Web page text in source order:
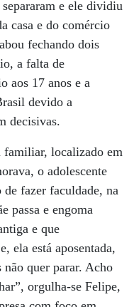
e ele dividiu
casa e do comércio
fechando dois
a falta de
aos 17 anos e a
devido a
decisivas.
familiar, localizado em
o adolescente
fazer faculdade, na
passa e engoma
e que
ela está aposentada,
não quer parar. Acho
orgulha-se Felipe,